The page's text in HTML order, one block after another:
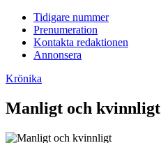
Tidigare nummer
Prenumeration
Kontakta redaktionen
Annonsera
Krönika
Manligt och kvinnligt